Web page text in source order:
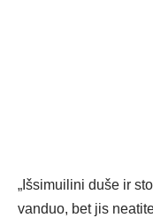
„Išsimuilini duše ir
vanduo, bet jis